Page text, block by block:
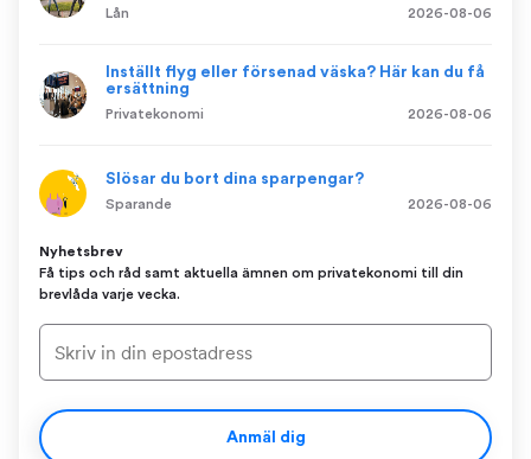
Lån 2026-08-06
Inställt flyg eller försenad väska? Här kan du få
ersättning
Privatekonomi 2026-08-06
Slösar du bort dina sparpengar?
Sparande 2026-08-06
Nyhetsbrev
Få tips och råd samt aktuella ämnen om privatekonomi till din
brevlåda varje vecka.
Anmäl dig